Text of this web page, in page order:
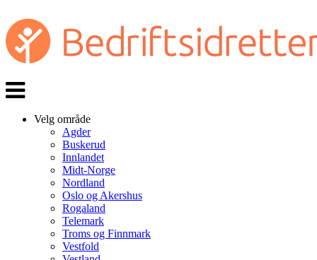
Veksle
navigasjon
Velg område
Agder
Buskerud
Innlandet
Midt-Norge
Nordland
Oslo og Akershus
Rogaland
Telemark
Troms og Finnmark
Vestfold